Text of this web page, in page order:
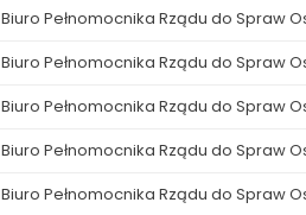
Biuro Pełnomocnika Rządu do Spraw
Biuro Pełnomocnika Rządu do Spraw
Biuro Pełnomocnika Rządu do Spraw
Biuro Pełnomocnika Rządu do Spraw
Biuro Pełnomocnika Rządu do Spraw